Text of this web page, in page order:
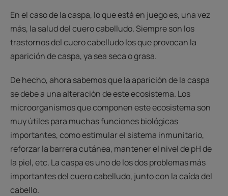
En el caso de la caspa, lo que está en juego es, una vez
más, la salud del cuero cabelludo. Siempre son los
trastornos del cuero cabelludo los que provocan la
aparición de caspa, ya sea seca o grasa.
De hecho, ahora sabemos que la aparición de la caspa
se debe a una alteración de este ecosistema. Los
microorganismos que componen este ecosistema son
muy útiles para muchas funciones biológicas
importantes, como estimular el sistema inmunitario,
reforzar la barrera cutánea, mantener el nivel de pH de
la piel, etc. La caspa es uno de los dos problemas más
importantes del cuero cabelludo, junto con la caída del
cabello.